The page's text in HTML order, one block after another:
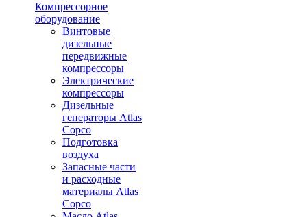
Компрессорное
оборудование
Винтовые
дизельные
передвижные
компрессоры
Электрические
компрессоры
Дизельные
генераторы Atlas
Copco
Подготовка
воздуха
Запасные части
и расходные
материалы Atlas
Copco